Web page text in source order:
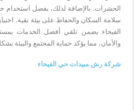
الحشرات. بالإضافة لذلك، يفضل استخدام
سلامة السكان والحفاظ على بيئة نقية.
الفيحاء يضمن تلقي أفضل الخدمات
والأمان، مما يؤكد حماية المجتمع والبيئة
شركة رش مبيدات حي الفيحاء